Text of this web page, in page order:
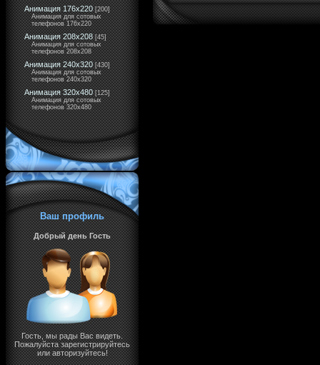
Анимация 176x220 [200]
Анимация для сотовых
телефонов 176x220
Анимация 208x208 [45]
Анимация для сотовых
телефонов 208x208
Анимация 240x320 [430]
Анимация для сотовых
телефонов 240x320
Анимация 320x480 [125]
Анимация для сотовых
телефонов 320x480
Ваш профиль
Добрый день Гость
Гость, мы рады Вас видеть.
Пожалуйста зарегистрируйтесь
или авторизуйтесь!